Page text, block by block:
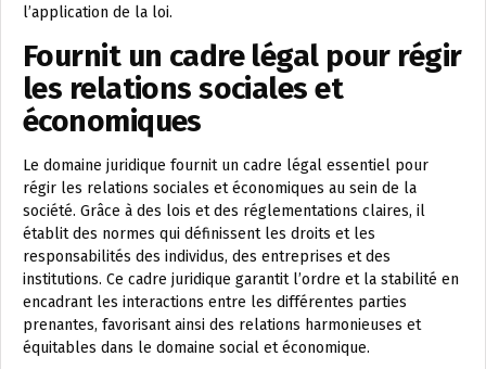
l’application de la loi.
Fournit un cadre légal pour régir
les relations sociales et
économiques
Le domaine juridique fournit un cadre légal essentiel pour
régir les relations sociales et économiques au sein de la
société. Grâce à des lois et des réglementations claires, il
établit des normes qui définissent les droits et les
responsabilités des individus, des entreprises et des
institutions. Ce cadre juridique garantit l’ordre et la stabilité en
encadrant les interactions entre les différentes parties
prenantes, favorisant ainsi des relations harmonieuses et
équitables dans le domaine social et économique.